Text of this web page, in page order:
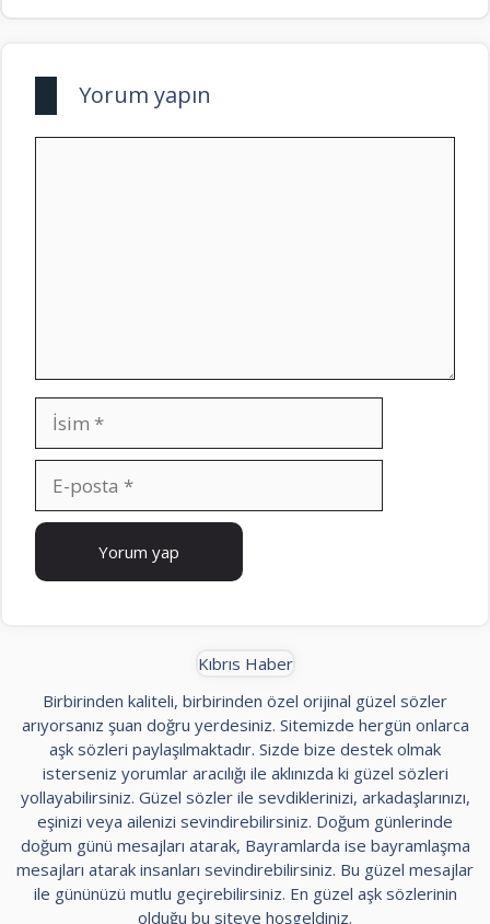
Yorum yapın
İsim
posta
İnternet
Kıbrıs Haber
Birbirinden kaliteli, birbirinden özel orijinal güzel sözler
arıyorsanız şuan doğru yerdesiniz. Sitemizde hergün onlarca
aşk sözleri paylaşılmaktadır. Sizde bize destek olmak
isterseniz yorumlar aracılığı ile aklınızda ki güzel sözleri
yollayabilirsiniz. Güzel sözler ile sevdiklerinizi, arkadaşlarınızı,
eşinizi veya ailenizi sevindirebilirsiniz. Doğum günlerinde
doğum günü mesajları atarak, Bayramlarda ise bayramlaşma
mesajları atarak insanları sevindirebilirsiniz. Bu güzel mesajlar
ile gününüzü mutlu geçirebilirsiniz. En güzel aşk sözlerinin
olduğu bu siteye hoşgeldiniz.